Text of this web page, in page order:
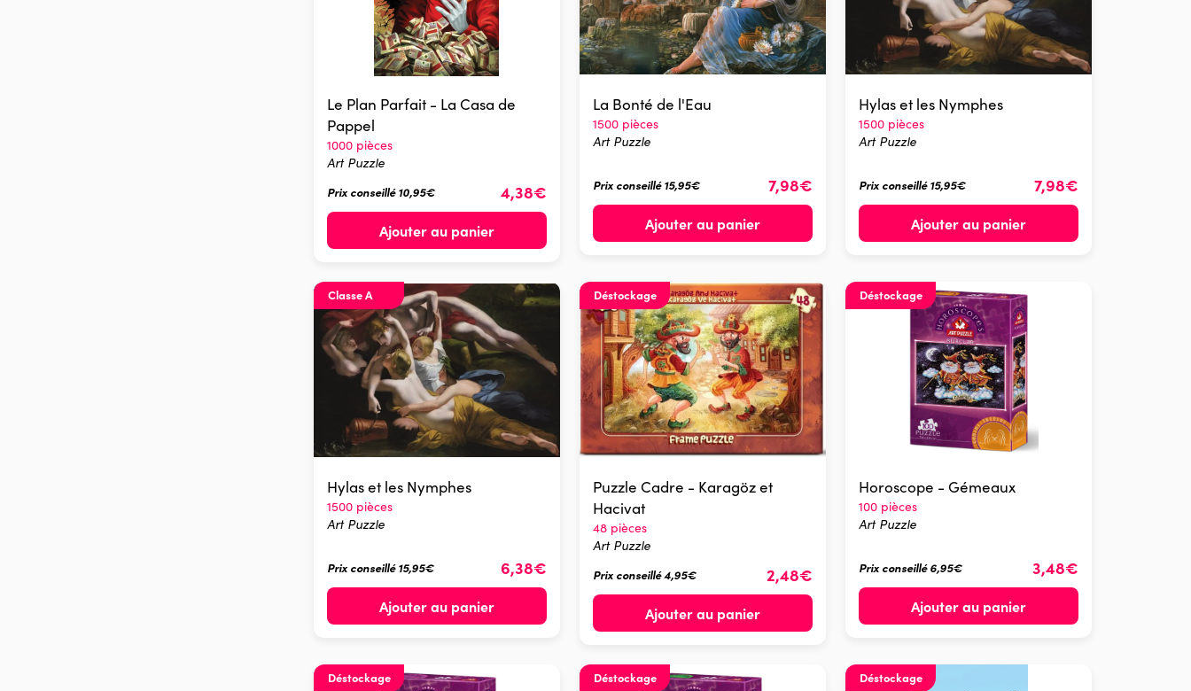
Le Plan Parfait - La Casa de
Pappel
1000 pièces
Art Puzzle
Prix conseillé 10,95€ 4,38€
Ajouter au panier
La Bonté de l'Eau
1500 pièces
Art Puzzle
Prix conseillé 15,95€ 7,98€
Ajouter au panier
Hylas et les Nymphes
1500 pièces
Art Puzzle
Prix conseillé 15,95€ 7,98€
Ajouter au panier
Classe A
Hylas et les Nymphes
1500 pièces
Art Puzzle
Prix conseillé 15,95€ 6,38€
Ajouter au panier
Déstockage
Puzzle Cadre - Karagöz et
Hacivat
48 pièces
Art Puzzle
Prix conseillé 4,95€ 2,48€
Ajouter au panier
Déstockage
Horoscope - Gémeaux
100 pièces
Art Puzzle
Prix conseillé 6,95€ 3,48€
Ajouter au panier
Déstockage Déstockage Déstockage